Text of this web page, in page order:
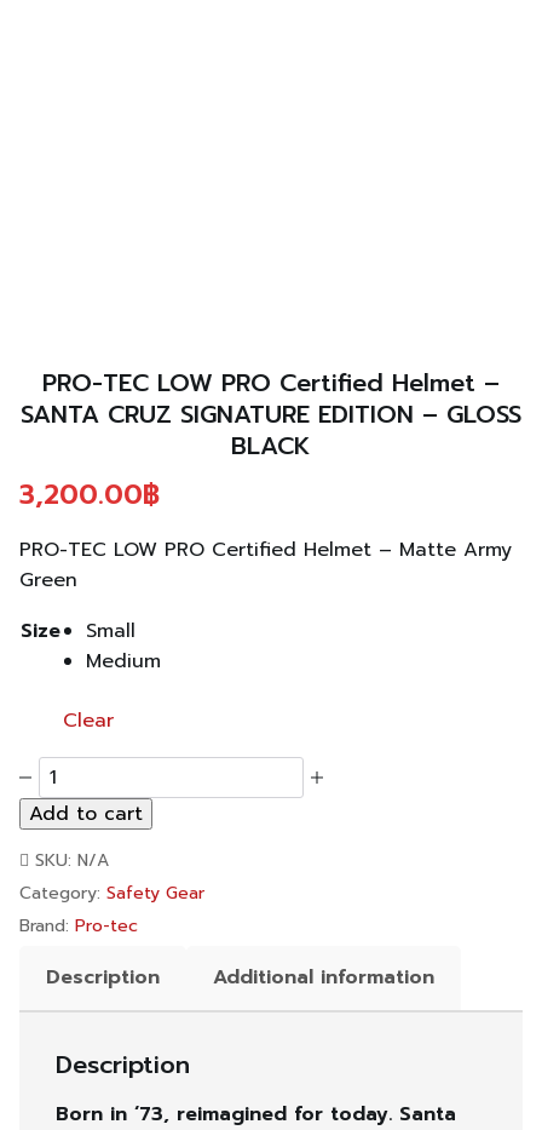
PRO-TEC LOW PRO Certified Helmet –
SANTA CRUZ SIGNATURE EDITION – GLOSS
BLACK
3,200.00฿
PRO-TEC LOW PRO Certified Helmet – Matte Army
Green
Size
Small
Medium
Clear
PRO-
TEC
LOW
Certified
Helmet
SANTA
SIGNATURE
EDITION
GLOSS
BLACK
quantity
Add to cart
SKU: N/A
Category: Safety Gear
Brand: Pro-tec
Description Additional information
Description
Born in ‘73, reimagined for today. Santa